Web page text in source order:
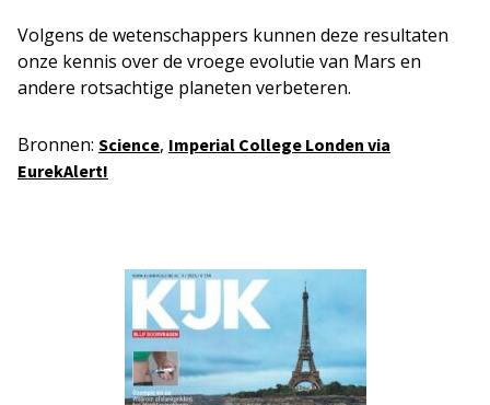
Volgens de wetenschappers kunnen deze resultaten
onze kennis over de vroege evolutie van Mars en
andere rotsachtige planeten verbeteren.
Bronnen: Science, Imperial College Londen via
EurekAlert!